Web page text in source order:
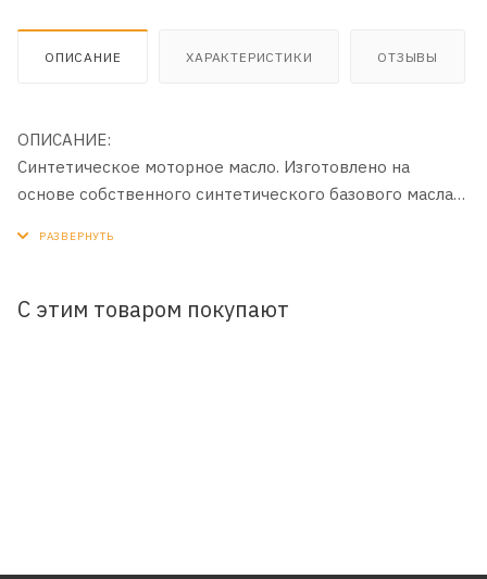
ОПИСАНИЕ ХАРАКТЕРИСТИКИ ОТЗЫВЫ
ОПИСАНИЕ:
Синтетическое моторное масло. Изготовлено на
основе собственного синтетического базового масла
- Обладает превосходными моющими свойствами,
С этим товаром покупают